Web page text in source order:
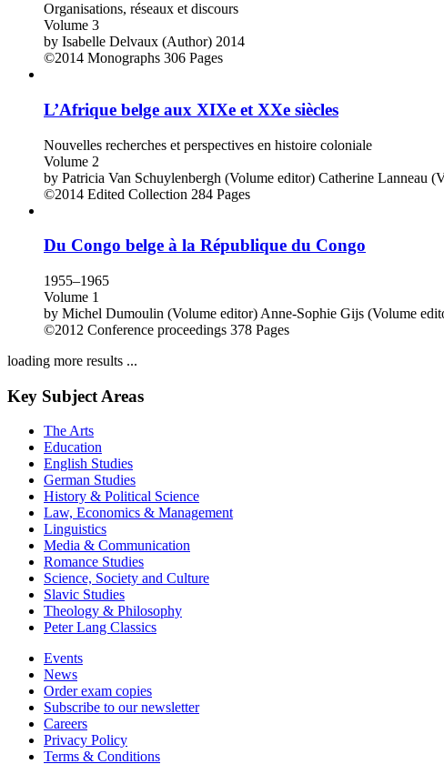
Organisations, réseaux et discours
Volume 3
by Isabelle Delvaux (Author) 2014
©2014 Monographs 306 Pages
L’Afrique belge aux XIXe et XXe siècles
Nouvelles recherches et perspectives en histoire coloniale
Volume 2
by Patricia Van Schuylenbergh (Volume editor) Catherine Lanneau
©2014 Edited Collection 284 Pages
Du Congo belge à la République du Congo
1955–1965
Volume 1
by Michel Dumoulin (Volume editor) Anne-Sophie Gijs (Volume
©2012 Conference proceedings 378 Pages
loading more results ...
Key Subject Areas
The Arts
Education
English Studies
German Studies
History & Political Science
Law, Economics & Management
Linguistics
Media & Communication
Romance Studies
Science, Society and Culture
Slavic Studies
Theology & Philosophy
Peter Lang Classics
Events
News
Order exam copies
Subscribe to our newsletter
Careers
Privacy Policy
Terms & Conditions